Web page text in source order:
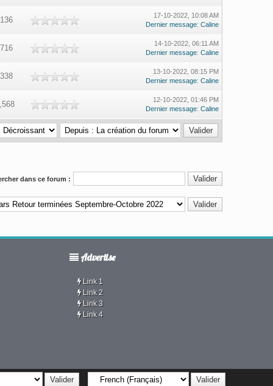
17-10-2022, 10:08 AM
Dernier message: Caline
14-10-2022, 06:11 AM
Dernier message: Caline
13-10-2022, 08:15 PM
Dernier message: Caline
12-10-2022, 01:46 PM
Dernier message: Caline
dans ce forum :
Advertise
Link 1
Link 2
Link 3
Link 4